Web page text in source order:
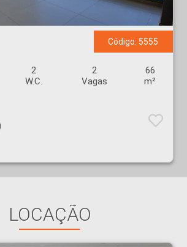
Preto
Código: 5555
2
W.C.
2
Vagas
66
m²
LOCAÇÃO